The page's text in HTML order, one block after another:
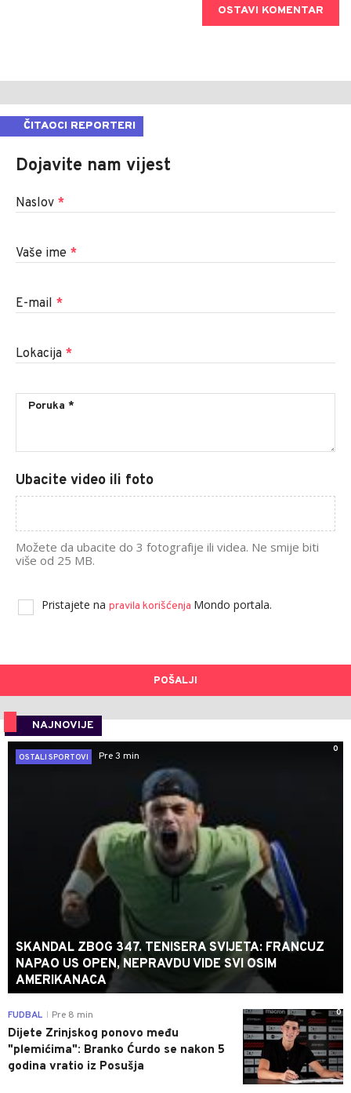
OSTAVI KOMENTAR
ČITAOCI REPORTERI
Dojavite nam vijest
Naslov *
Vaše ime *
E-mail *
Lokacija *
Ubacite video ili foto
Možete da ubacite do 3 fotografije ili videa. Ne smije biti
više od 25 MB.
Pristajete na pravila korišćenja Mondo portala.
POŠALJI
NAJNOVIJE
0
OSTALI SPORTOVI
Pre 3 min
SKANDAL ZBOG 347. TENISERA SVIJETA: FRANCUZ
NAPAO US OPEN, NEPRAVDU VIDE SVI OSIM
AMERIKANACA
0
FUDBAL Pre 8 min
Dijete Zrinjskog ponovo među
"plemićima": Branko Ćurdo se nakon 5
godina vratio iz Posušja